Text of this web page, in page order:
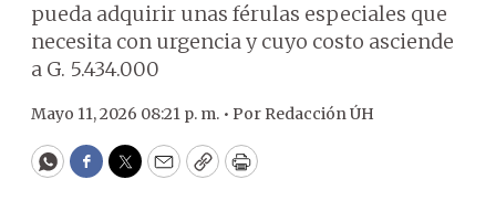
pueda adquirir unas férulas especiales que
necesita con urgencia y cuyo costo asciende
a G. 5.434.000
Mayo 11, 2026 08:21 p. m. • Por Redacción ÚH
WhatsApp
Facebook
Twitter
EmailCopyPrint